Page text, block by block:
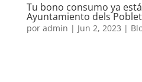
Tu bono consumo ya
Ayuntamiento dels
por admin | Jun 2, 2023 |